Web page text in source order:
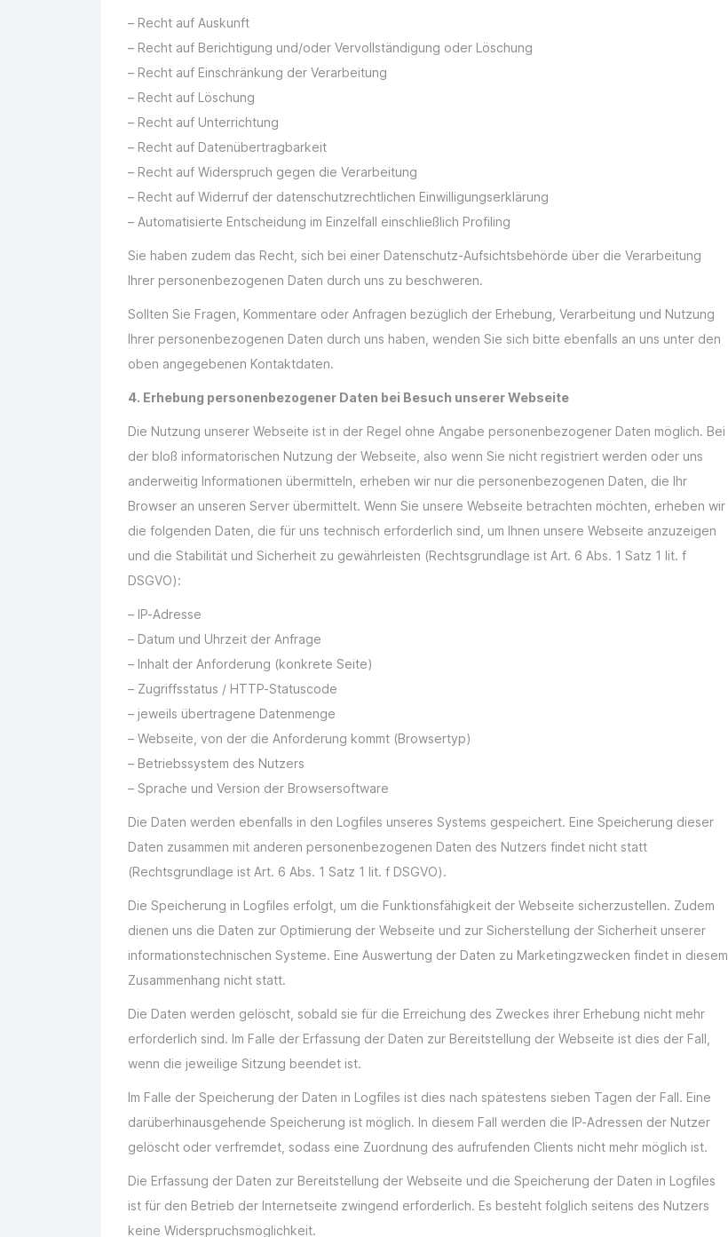
– Recht auf Auskunft
– Recht auf Berichtigung und/oder Vervollständigung oder Löschung
– Recht auf Einschränkung der Verarbeitung
– Recht auf Löschung
– Recht auf Unterrichtung
– Recht auf Datenübertragbarkeit
– Recht auf Widerspruch gegen die Verarbeitung
– Recht auf Widerruf der datenschutzrechtlichen Einwilligungserklärung
– Automatisierte Entscheidung im Einzelfall einschließlich Profiling
Sie haben zudem das Recht, sich bei einer Datenschutz-Aufsichtsbehörde über die Verarbeitung
Ihrer personenbezogenen Daten durch uns zu beschweren.
Sollten Sie Fragen, Kommentare oder Anfragen bezüglich der Erhebung, Verarbeitung und Nutzung
Ihrer personenbezogenen Daten durch uns haben, wenden Sie sich bitte ebenfalls an uns unter den
oben angegebenen Kontaktdaten.
4. Erhebung personenbezogener Daten bei Besuch unserer Webseite
Die Nutzung unserer Webseite ist in der Regel ohne Angabe personenbezogener Daten möglich. Bei
der bloß informatorischen Nutzung der Webseite, also wenn Sie nicht registriert werden oder uns
anderweitig Informationen übermitteln, erheben wir nur die personenbezogenen Daten, die Ihr
Browser an unseren Server übermittelt. Wenn Sie unsere Webseite betrachten möchten, erheben wir
die folgenden Daten, die für uns technisch erforderlich sind, um Ihnen unsere Webseite anzuzeigen
und die Stabilität und Sicherheit zu gewährleisten (Rechtsgrundlage ist Art. 6 Abs. 1 Satz 1 lit. f
DSGVO):
– IP-Adresse
– Datum und Uhrzeit der Anfrage
– Inhalt der Anforderung (konkrete Seite)
– Zugriffsstatus / HTTP-Statuscode
– jeweils übertragene Datenmenge
– Webseite, von der die Anforderung kommt (Browsertyp)
– Betriebssystem des Nutzers
– Sprache und Version der Browsersoftware
Die Daten werden ebenfalls in den Logfiles unseres Systems gespeichert. Eine Speicherung dieser
Daten zusammen mit anderen personenbezogenen Daten des Nutzers findet nicht statt
(Rechtsgrundlage ist Art. 6 Abs. 1 Satz 1 lit. f DSGVO).
Die Speicherung in Logfiles erfolgt, um die Funktionsfähigkeit der Webseite sicherzustellen. Zudem
dienen uns die Daten zur Optimierung der Webseite und zur Sicherstellung der Sicherheit unserer
informationstechnischen Systeme. Eine Auswertung der Daten zu Marketingzwecken findet in diesem
Zusammenhang nicht statt.
Die Daten werden gelöscht, sobald sie für die Erreichung des Zweckes ihrer Erhebung nicht mehr
erforderlich sind. Im Falle der Erfassung der Daten zur Bereitstellung der Webseite ist dies der Fall,
wenn die jeweilige Sitzung beendet ist.
Im Falle der Speicherung der Daten in Logfiles ist dies nach spätestens sieben Tagen der Fall. Eine
darüberhinausgehende Speicherung ist möglich. In diesem Fall werden die IP-Adressen der Nutzer
gelöscht oder verfremdet, sodass eine Zuordnung des aufrufenden Clients nicht mehr möglich ist.
Die Erfassung der Daten zur Bereitstellung der Webseite und die Speicherung der Daten in Logfiles
ist für den Betrieb der Internetseite zwingend erforderlich. Es besteht folglich seitens des Nutzers
keine Widerspruchsmöglichkeit.